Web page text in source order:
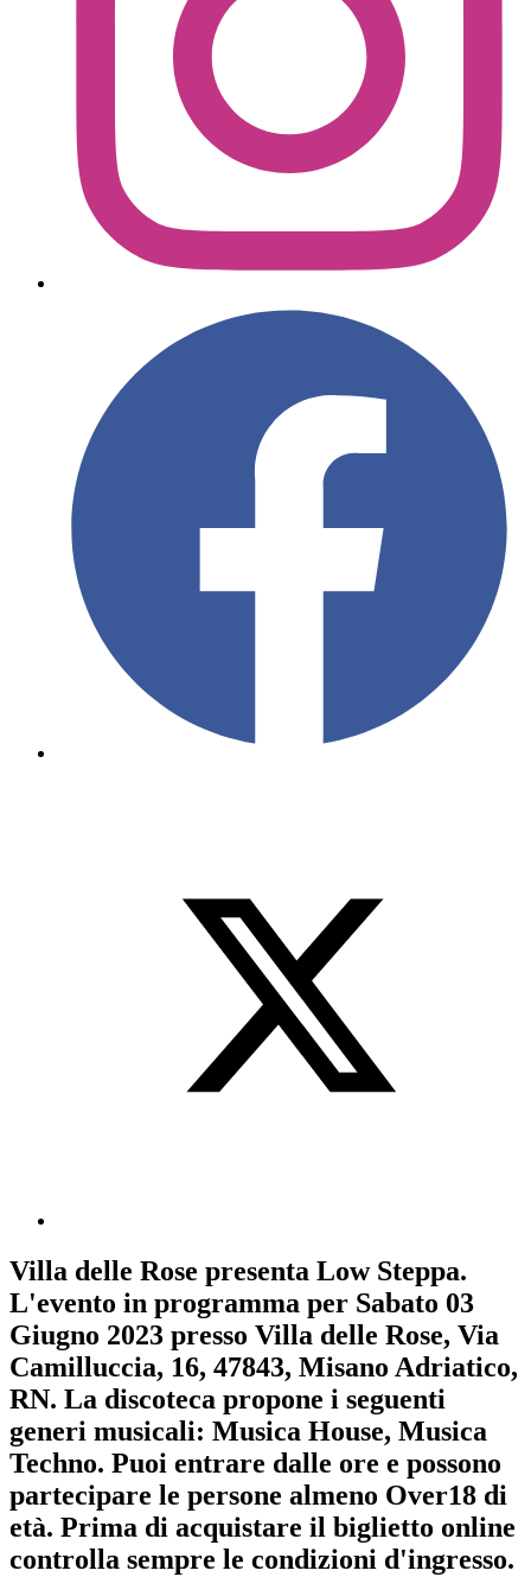
Villa delle Rose presenta Low Steppa.
L'evento in programma per Sabato 03
Giugno 2023 presso Villa delle Rose, Via
Camilluccia, 16, 47843, Misano Adriatico,
RN. La discoteca propone i seguenti
generi musicali: Musica House, Musica
Techno. Puoi entrare dalle ore e possono
partecipare le persone almeno Over18 di
età. Prima di acquistare il biglietto online
controlla sempre le condizioni d'ingresso.